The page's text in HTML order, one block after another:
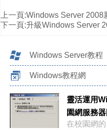
上一頁:Windows Server 2008
下一頁:升級Windows Server
Windows Server教程
Windows教程網
靈活運用
園網服務
在校園網